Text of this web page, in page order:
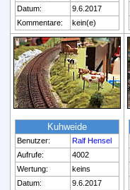
Datum:
9.6.2017
Kommentare:
kein(e)
Kuhweide
Benutzer:
Ralf Hensel
Aufrufe:
4002
Wertung:
keins
Datum:
9.6.2017